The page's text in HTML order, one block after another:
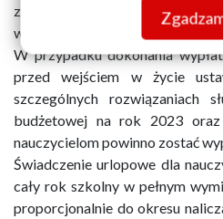
zmiany zaszły w wysokości
warunków pracy.
W przypadku dokonania
przed wejściem w życie
szczególnych rozwiązaniach
budżetowej na rok 2023
nauczycielom powinno zostać
Świadczenie urlopowe dla
cały rok szkolny w pełnym
proporcjonalnie do okresu